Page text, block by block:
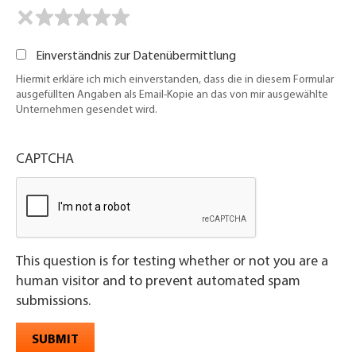
Einverständnis zur Datenübermittlung
Hiermit erkläre ich mich einverstanden, dass die in diesem Formular
ausgefüllten Angaben als Email-Kopie an das von mir ausgewählte
Unternehmen gesendet wird.
CAPTCHA
This question is for testing whether or not you are a
human visitor and to prevent automated spam
submissions.
SUBMIT